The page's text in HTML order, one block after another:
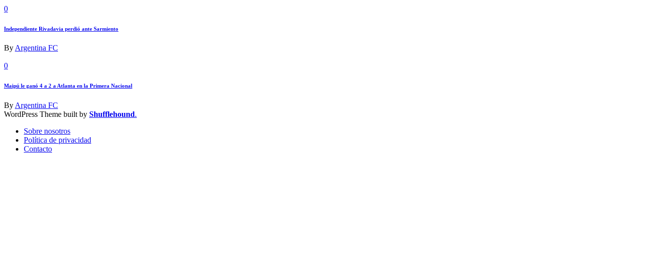
0
Independiente Rivadavia perdió ante Sarmiento
ByArgentina FC
0
Maipú le ganó 4 a 2 a Atlanta en la Primera Nacional
ByArgentina FC
WordPress Theme built by Shufflehound.
Sobre nosotros
Política de privacidad
Contacto